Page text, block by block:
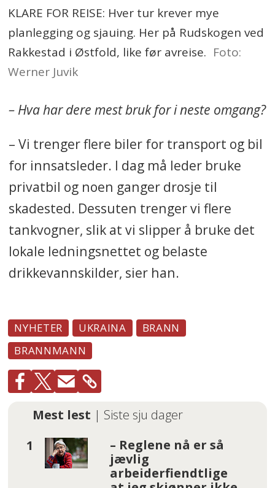
KLARE FOR REISE: Hver tur krever mye
planlegging og sjauing. Her på Rudskogen ved
Rakkestad i Østfold, like før avreise. Foto:
Werner Juvik
– Hva har dere mest bruk for i neste omgang?
– Vi trenger flere biler for transport og bil
for innsatsleder. I dag må leder bruke
privatbil og noen ganger drosje til
skadested. Dessuten trenger vi flere
tankvogner, slik at vi slipper å bruke det
lokale ledningsnettet og belaste
drikkevannskilder, sier han.
NYHETER UKRAINA
BRANN
BRANNMANN
Mest lest | Siste sju dager
– Reglene nå er så
jævlig
arbeiderfiendtlige